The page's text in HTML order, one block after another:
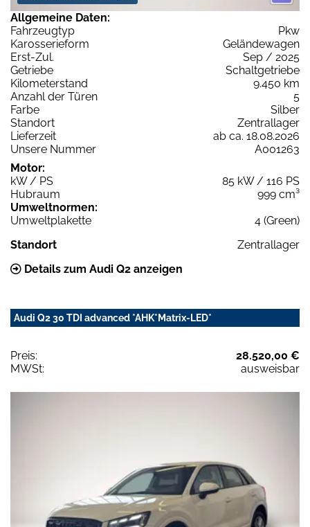
Allgemeine Daten:
Fahrzeugtyp
Pkw
Karosserieform
Geländewagen
Erst-Zul.
Sep / 2025
Getriebe
Schaltgetriebe
Kilometerstand
9.450 km
Anzahl der Türen
5
Farbe
Silber
Standort
Zentrallager
Lieferzeit
ab ca. 18.08.2026
Unsere Nummer
A001263
Motor:
kW / PS
85 kW / 116 PS
Hubraum
999 cm³
Umweltnormen:
Umweltplakette
4 (Green)
Standort
Zentrallager
Details zum Audi Q2 anzeigen
Audi Q2 30 TDI advanced *AHK*Matrix-LED*
Preis:
28.520,00 €
MWSt:
ausweisbar